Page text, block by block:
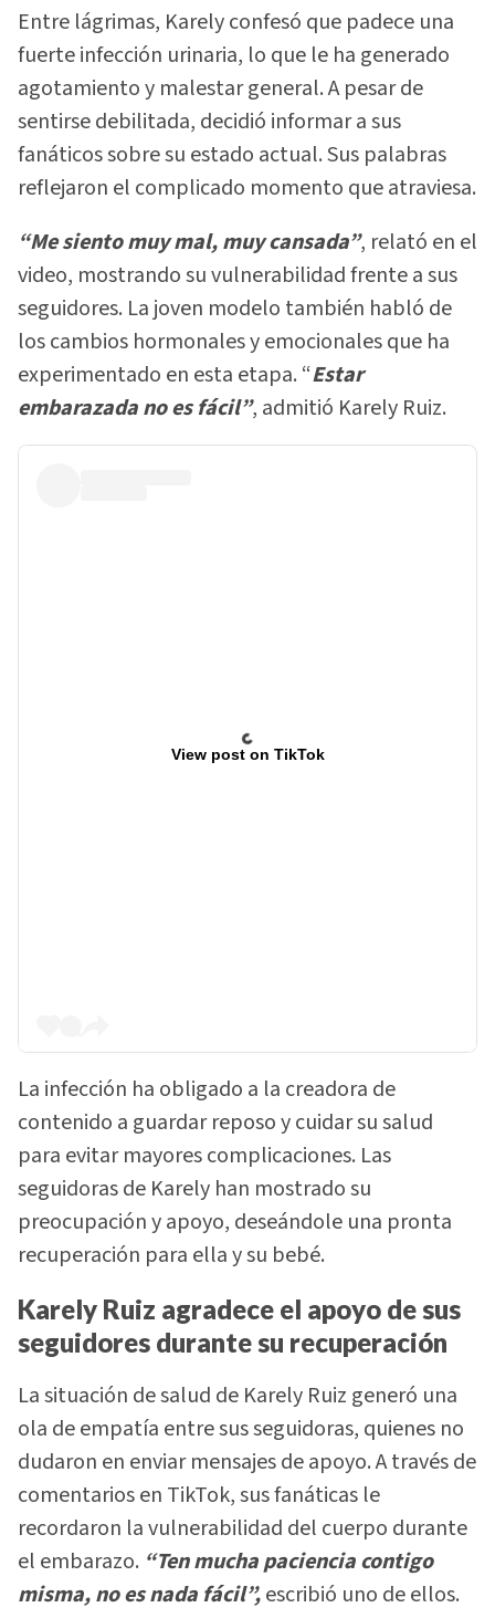
Entre lágrimas, Karely confesó que padece una
fuerte infección urinaria, lo que le ha generado
agotamiento y malestar general. A pesar de
sentirse debilitada, decidió informar a sus
fanáticos sobre su estado actual. Sus palabras
reflejaron el complicado momento que atraviesa.
“Me siento muy mal, muy cansada”, relató en el
video, mostrando su vulnerabilidad frente a sus
seguidores. La joven modelo también habló de
los cambios hormonales y emocionales que ha
experimentado en esta etapa. “Estar
embarazada no es fácil”, admitió Karely Ruiz.
View post on TikTok
La infección ha obligado a la creadora de
contenido a guardar reposo y cuidar su salud
para evitar mayores complicaciones. Las
seguidoras de Karely han mostrado su
preocupación y apoyo, deseándole una pronta
recuperación para ella y su bebé.
Karely Ruiz agradece el apoyo de sus
seguidores durante su recuperación
La situación de salud de Karely Ruiz generó una
ola de empatía entre sus seguidoras, quienes no
dudaron en enviar mensajes de apoyo. A través de
comentarios en TikTok, sus fanáticas le
recordaron la vulnerabilidad del cuerpo durante
el embarazo. “Ten mucha paciencia contigo
misma, no es nada fácil”,escribió uno de ellos.